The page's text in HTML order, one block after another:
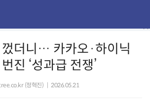
더니… 카카오·하이닉
진 ‘성과급 전쟁’
(정혁진) 2026.05.21